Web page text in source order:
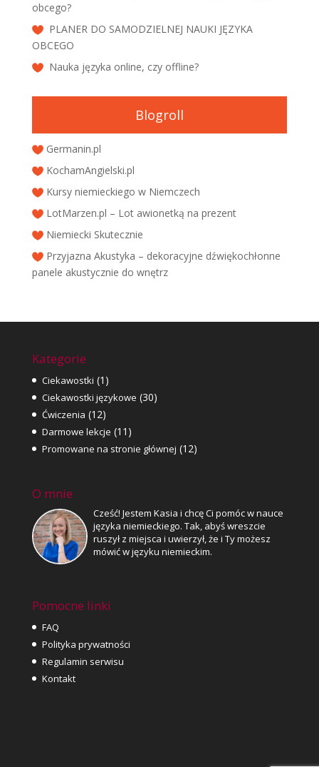
obcego?
PLANER DO SAMODZIELNEJ NAUKI JĘZYKA
OBCEGO
Nauka języka online, czy offline?
Blogroll
Germanin.pl
KochamAngielski.pl
Kursy niemieckiego w Niemczech
LotMarzen.pl – Lot awionetką na prezent
Niemiecki Skutecznie
Przyjazna Akustyka – dekoracyjne dźwiękochłonne
panele akustycznie do wnętrz
Kategorie
Ciekawostki (1)
Ciekawostki językowe (30)
Ćwiczenia (12)
Darmowe lekcje (11)
Promowane na stronie głównej (12)
O mnie
Cześć! Jestem Kasia i chcę Ci pomóc w nauce
języka niemieckiego. Tak, abyś wreszcie
ruszył z miejsca i uwierzył, że i Ty możesz
mówić w języku niemieckim.
Pomocne linki
FAQ
Polityka prywatności
Regulamin serwisu
Kontakt